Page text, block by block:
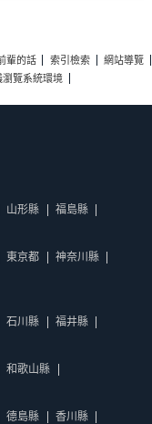
輩的話 索引檢索
網站導覽
瀏覽系統環境
山形縣 福島縣
東京都
神奈川縣
石川縣 福井縣
和歌山縣
德島縣
香川縣